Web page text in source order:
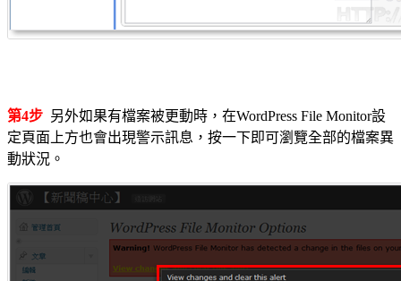
第4步 另外如果有檔案被更動時，在WordPress File Monitor設
定頁面上方也會出現警示訊息，按一下即可瀏覽全部的檔案異
動狀況。